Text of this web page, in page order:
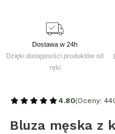
Dostawa w 24h
Dzięki dostępności produktów od
ręki
4.80(Oceny:
Bluza męska z